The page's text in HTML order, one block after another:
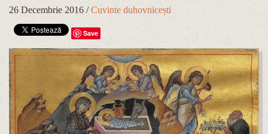
26 Decembrie 2016 /Cuvinte duhovnicești
Save